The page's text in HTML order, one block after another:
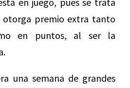
otorga premio extra tanto
en puntos, al ser la
una semana de grandes